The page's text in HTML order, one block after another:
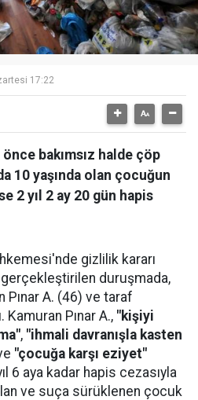
17:22
önce bakımsız halde çöp
10 yaşında olan çocuğun
2 yıl 2 ay 20 gün hapis
gizlilik kararı
gerçekleştirilen duruşmada,
Pınar A. (46) ve taraf
Kamuran Pınar A., "kişiyi
, "ihmali davranışla kasten
"çocuğa karşı eziyet"
6 aya kadar hapis cezasıyla
ve suça sürüklenen çocuk